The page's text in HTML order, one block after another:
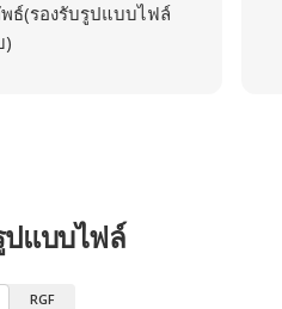
ธ์(รองรับรูปแบบไฟล์
)
ปแบบไฟล์
RGF